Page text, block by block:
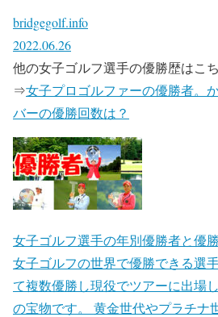
bridgegolf.info
2022.06.26
他の女子ゴルフ選手の優勝歴はこ
⇒女子プロゴルファーの優勝者。
バーの優勝回数は？
女子ゴルフ選手の年別優勝者と優勝
女子ゴルフの世界で優勝できる選
て複数優勝し現役でツアーに出場
の宝物です。 黄金世代やプラチナ